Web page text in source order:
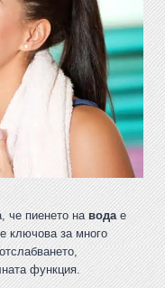
че пиенето на водае
ключова за много
функция.